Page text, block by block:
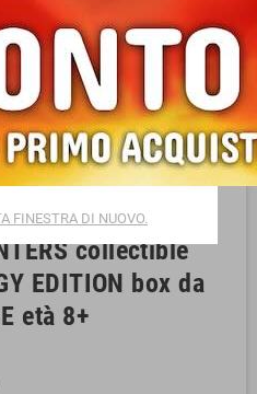
collectible
EDITION box da
età 8+
FINESTRA DI NUOVO.